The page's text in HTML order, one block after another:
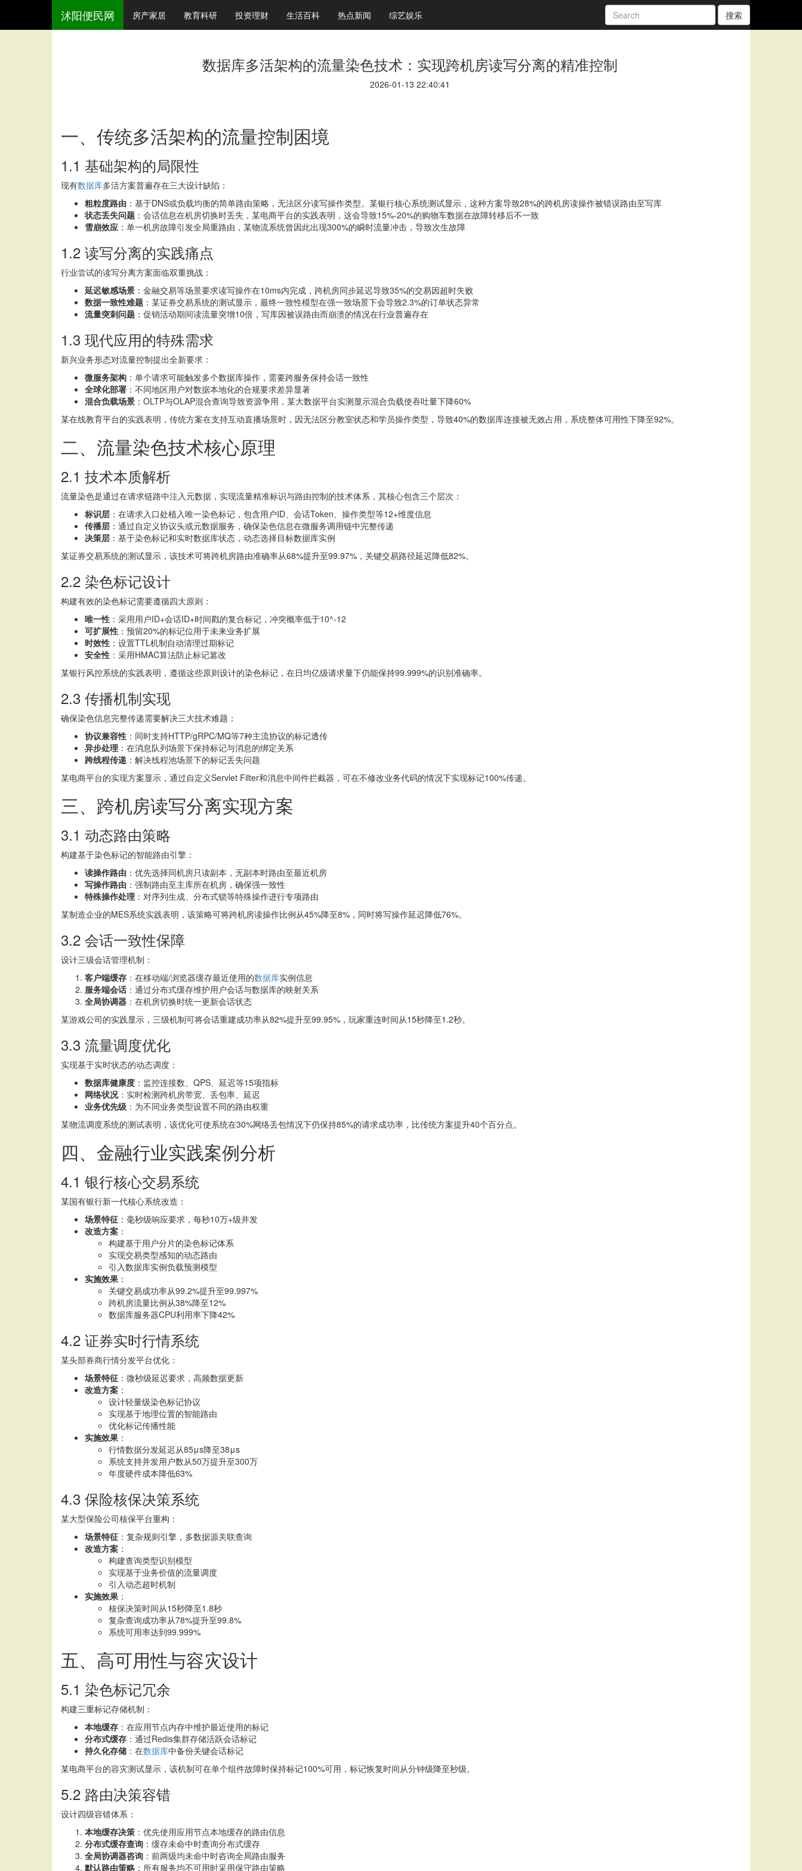
沭阳便民网 房产家居 教育科研 投资理财 生活百科 热点新闻 综艺娱乐 搜索
数据库多活架构的流量染色技术：实现跨机房读写分离的精准控制
2026-01-13 22:40:41
一、传统多活架构的流量控制困境
1.1 基础架构的局限性
现有数据库多活方案普遍存在三大设计缺陷：
粗粒度路由 ：基于DNS或负载均衡的简单路由策略，无法区分读写操作类型。某银行核心系统测试显示，这种方案导致28%的跨机房读操作被错误路由至写库
状态丢失问题 ：会话信息在机房切换时丢失，某电商平台的实践表明，这会导致15%-20%的购物车数据在故障转移后不一致
雪崩效应 ：单一机房故障引发全局重路由，某物流系统曾因此出现300%的瞬时流量冲击，导致次生故障
1.2 读写分离的实践痛点
行业尝试的读写分离方案面临双重挑战：
延迟敏感场景 ：金融交易等场景要求读写操作在10ms内完成，跨机房同步延迟导致35%的交易因超时失败
数据一致性难题 ：某证券交易系统的测试显示，最终一致性模型在强一致场景下会导致2.3%的订单状态异常
流量突刺问题 ：促销活动期间读流量突增10倍，写库因被误路由而崩溃的情况在行业普遍存在
1.3 现代应用的特殊需求
新兴业务形态对流量控制提出全新要求：
微服务架构 ：单个请求可能触发多个数据库操作，需要跨服务保持会话一致性
全球化部署 ：不同地区用户对数据本地化的合规要求差异显著
混合负载场景 ：OLTP与OLAP混合查询导致资源争用，某大数据平台实测显示混合负载使吞吐量下降60%
某在线教育平台的实践表明，传统方案在支持互动直播场景时，因无法区分教室状态和学员操作类型，导致40%的数据库连接被无效占用，系统整体可用性下降至92%。
二、流量染色技术核心原理
2.1 技术本质解析
流量染色是通过在请求链路中注入元数据，实现流量精准标识与路由控制的技术体系，其核心包含三个层次：
标识层 ：在请求入口处植入唯一染色标记，包含用户ID、会话Token、操作类型等12+维度信息
传播层 ：通过自定义协议头或元数据服务，确保染色信息在微服务调用链中完整传递
决策层 ：基于染色标记和实时数据库状态，动态选择目标数据库实例
某证券交易系统的测试显示，该技术可将跨机房路由准确率从68%提升至99.97%，关键交易路径延迟降低82%。
2.2 染色标记设计
构建有效的染色标记需要遵循四大原则：
唯一性 ：采用用户ID+会话ID+时间戳的复合标记，冲突概率低于10^-12
可扩展性 ：预留20%的标记位用于未来业务扩展
时效性 ：设置TTL机制自动清理过期标记
安全性 ：采用HMAC算法防止标记篡改
某银行风控系统的实践表明，遵循这些原则设计的染色标记，在日均亿级请求量下仍能保持99.999%的识别准确率。
2.3 传播机制实现
确保染色信息完整传递需要解决三大技术难题：
协议兼容性 ：同时支持HTTP/gRPC/MQ等7种主流协议的标记透传
异步处理 ：在消息队列场景下保持标记与消息的绑定关系
跨线程传递 ：解决线程池场景下的标记丢失问题
某电商平台的实现方案显示，通过自定义Servlet Filter和消息中间件拦截器，可在不修改业务代码的情况下实现标记100%传递。
三、跨机房读写分离实现方案
3.1 动态路由策略
构建基于染色标记的智能路由引擎：
读操作路由 ：优先选择同机房只读副本，无副本时路由至最近机房
写操作路由 ：强制路由至主库所在机房，确保强一致性
特殊操作处理 ：对序列生成、分布式锁等特殊操作进行专项路由
某制造企业的MES系统实践表明，该策略可将跨机房读操作比例从45%降至8%，同时将写操作延迟降低76%。
3.2 会话一致性保障
设计三级会话管理机制：
客户端缓存 ：在移动端/浏览器缓存最近使用的数据库实例信息
服务端会话 ：通过分布式缓存维护用户会话与数据库的映射关系
全局协调器 ：在机房切换时统一更新会话状态
某游戏公司的实践显示，三级机制可将会话重建成功率从82%提升至99.95%，玩家重连时间从15秒降至1.2秒。
3.3 流量调度优化
实现基于实时状态的动态调度：
数据库健康度 ：监控连接数、QPS、延迟等15项指标
网络状况：实时检测跨机房带宽、丢包率、延迟
业务优先级 ：为不同业务类型设置不同的路由权重
某物流调度系统的测试表明，该优化可使系统在30%网络丢包情况下仍保持85%的请求成功率，比传统方案提升40个百分点。
四、金融行业实践案例分析
4.1 银行核心交易系统
某国有银行新一代核心系统改造：
场景特征 ：毫秒级响应要求，每秒10万+级并发
改造方案 ：
构建基于用户分片的染色标记体系
实现交易类型感知的动态路由
引入数据库实例负载预测模型
实施效果 ：
关键交易成功率从99.2%提升至99.997%
跨机房流量比例从38%降至12%
数据库服务器CPU利用率下降42%
4.2 证券实时行情系统
某头部券商行情分发平台优化：
场景特征 ：微秒级延迟要求，高频数据更新
改造方案 ：
设计轻量级染色标记协议
实现基于地理位置的智能路由
优化标记传播性能
实施效果 ：
行情数据分发延迟从85μs降至38μs
系统支持并发用户数从50万提升至300万
年度硬件成本降低63%
4.3 保险核保决策系统
某大型保险公司核保平台重构：
场景特征 ：复杂规则引擎，多数据源关联查询
改造方案 ：
构建查询类型识别模型
实现基于业务价值的流量调度
引入动态超时机制
实施效果 ：
核保决策时间从15秒降至1.8秒
复杂查询成功率从78%提升至99.8%
系统可用率达到99.999%
五、高可用性与容灾设计
5.1 染色标记冗余
构建三重标记存储机制：
本地缓存 ：在应用节点内存中维护最近使用的标记
分布式缓存 ：通过Redis集群存储活跃会话标记
持久化存储 ：在数据库中备份关键会话标记
某电商平台的容灾测试显示，该机制可在单个组件故障时保持标记100%可用，标记恢复时间从分钟级降至秒级。
5.2 路由决策容错
设计四级容错体系：
本地缓存决策 ：优先使用应用节点本地缓存的路由信息
分布式缓存查询 ：缓存未命中时查询分布式缓存
全局协调器咨询 ：前两级均未命中时咨询全局路由服务
默认路由策略 ：所有服务均不可用时采用保守路由策略